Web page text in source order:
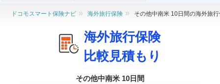
ドコモスマート保険ナビ 海外旅行保険 その他中南米 10日間の海外旅
海外旅行保険
比較見積もり
その他中南米 10日間